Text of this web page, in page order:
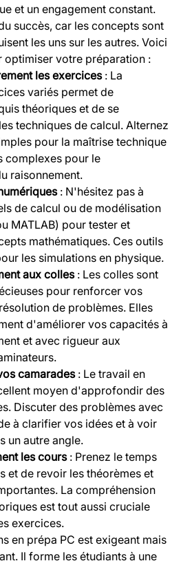
et un engagement constant.
succès, car les concepts sont
les uns sur les autres. Voici
optimiser votre préparation :
les exercices: La
variés permet de
théoriques et de se
techniques de calcul. Alternez
pour la maîtrise technique
complexes pour le
raisonnement.
: N'hésitez pas à
de calcul ou de modélisation
MATLAB) pour tester et
mathématiques. Ces outils
les simulations en physique.
aux colles: Les colles sont
pour renforcer vos
de problèmes. Elles
d'améliorer vos capacités à
et avec rigueur aux
camarades: Le travail en
moyen d'approfondir des
Discuter des problèmes avec
à clarifier vos idées et à voir
un autre angle.
les cours: Prenez le temps
et de revoir les théorèmes et
La compréhension
est tout aussi cruciale
exercices.
en prépa PC est exigeant mais
Il forme les étudiants à une